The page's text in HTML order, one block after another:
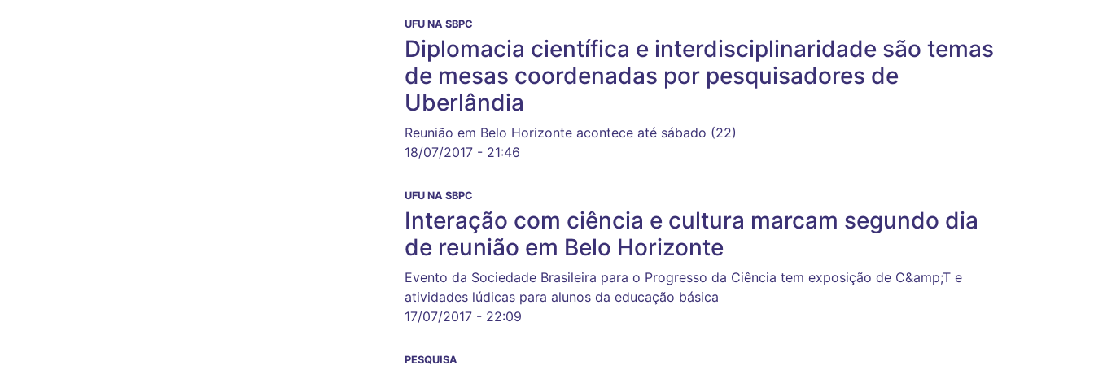
UFU NA SBPC
Diplomacia científica e interdisciplinaridade são temas
de mesas coordenadas por pesquisadores de
Uberlândia
Reunião em Belo Horizonte acontece até sábado (22)
18/07/2017 - 21:46
UFU NA SBPC
Interação com ciência e cultura marcam segundo dia
de reunião em Belo Horizonte
Evento da Sociedade Brasileira para o Progresso da Ciência tem exposição de C&amp;T e
atividades lúdicas para alunos da educação básica
17/07/2017 - 22:09
PESQUISA